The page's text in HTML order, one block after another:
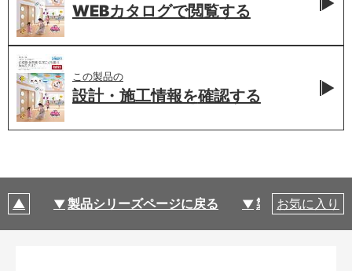
WEBカタログで閲覧する
この製品の
設計・施工情報を確認する
製品シリーズページに戻る 製品仕様
お気に入り